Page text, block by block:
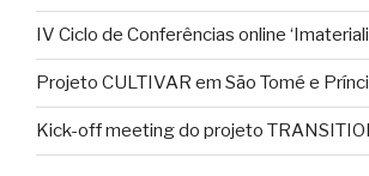
IV Ciclo de Conferências online
Projeto CULTIVAR em São Tomé e
Kick-off meeting do projeto